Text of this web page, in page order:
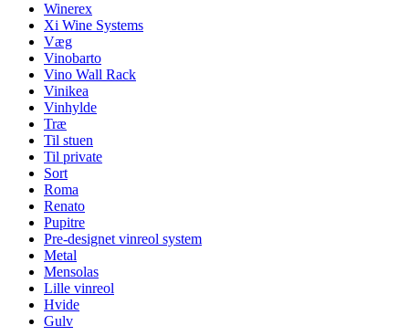
Bemærk at dette modul er lidt bredere end de fleste andre
standardmoduler i WINEREX-serien som er 68 cm bredde.
Vinkasserne på billedet medfølger ikke.
trækasser her.
Se eksempler på indretning med WINEREX vinreoler her.
Generelt
Levering
PlaceringGulv
ModulærJa
FinishEgetræ
Flasker
Antal flasker (Bordeaux)
Flasketype
Dimensioner (BxHxD cm)
Højde (cm)
105
Bredde (cm)82
Dybde (cm)
Vægt (kg)
40
wine racks
Winerex
Xi Wine Systems
Væg
Vinobarto
Vino Wall Rack
Vinikea
Vinhylde
Træ
Til stuen
Til private
Sort
Roma
Renato
Pupitre
Pre-designet vinreol system
Metal
Mensolas
Lille vinreol
Hvide
Gulv